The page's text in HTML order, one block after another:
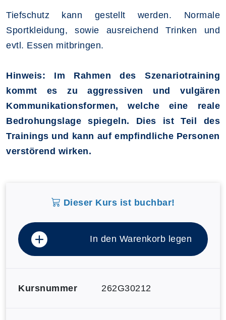
Tiefschutz kann gestellt werden. Normale
Sportkleidung, sowie ausreichend Trinken und
evtl. Essen mitbringen.
Hinweis: Im Rahmen des Szenariotraining
kommt es zu aggressiven und vulgären
Kommunikationsformen, welche eine reale
Bedrohungslage spiegeln. Dies ist Teil des
Trainings und kann auf empfindliche Personen
verstörend wirken.
Dieser Kurs ist buchbar!
In den Warenkorb legen
Kursnummer 262G30212